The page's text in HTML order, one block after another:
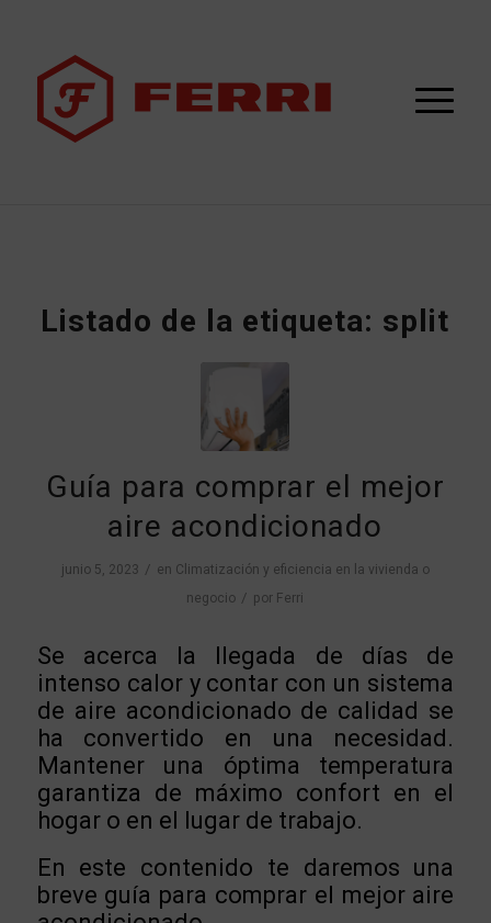
Listado de la etiqueta: split
Guía para comprar el mejor
aire acondicionado
junio 5, 2023 / en Climatización y eficiencia en la vivienda o
negocio / por Ferri
Se acerca la llegada de días de
intenso calor y contar con un sistema
de aire acondicionado de calidad se
ha convertido en una necesidad.
Mantener una óptima temperatura
garantiza de máximo confort en el
hogar o en el lugar de trabajo.
En este contenido te daremos una
breve guía para comprar el mejor aire